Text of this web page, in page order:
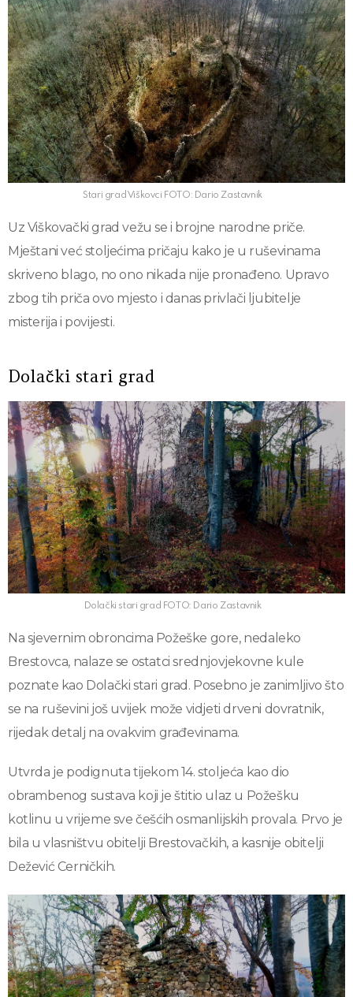
Stari grad Viškovci FOTO: Dario Zastavnik
Uz Viškovački grad vežu se i brojne narodne priče.
Mještani već stoljećima pričaju kako je u ruševinama
skriveno blago, no ono nikada nije pronađeno. Upravo
zbog tih priča ovo mjesto i danas privlači ljubitelje
misterija i povijesti.
Dolački stari grad
Dolački stari grad FOTO: Dario Zastavnik
Na sjevernim obroncima Požeške gore, nedaleko
Brestovca, nalaze se ostatci srednjovjekovne kule
poznate kao Dolački stari grad. Posebno je zanimljivo što
se na ruševini još uvijek može vidjeti drveni dovratnik,
rijedak detalj na ovakvim građevinama.
Utvrda je podignuta tijekom 14. stoljeća kao dio
obrambenog sustava koji je štitio ulaz u Požešku
kotlinu u vrijeme sve češćih osmanlijskih provala. Prvo je
bila u vlasništvu obitelji Brestovačkih, a kasnije obitelji
Dežević Cerničkih.